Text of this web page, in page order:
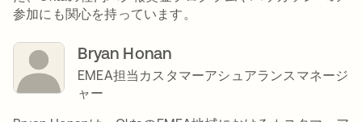
参加にも関心を持っています。
Bryan Honan
EMEA担当カスタマーアシュアランスマネージ
ャー